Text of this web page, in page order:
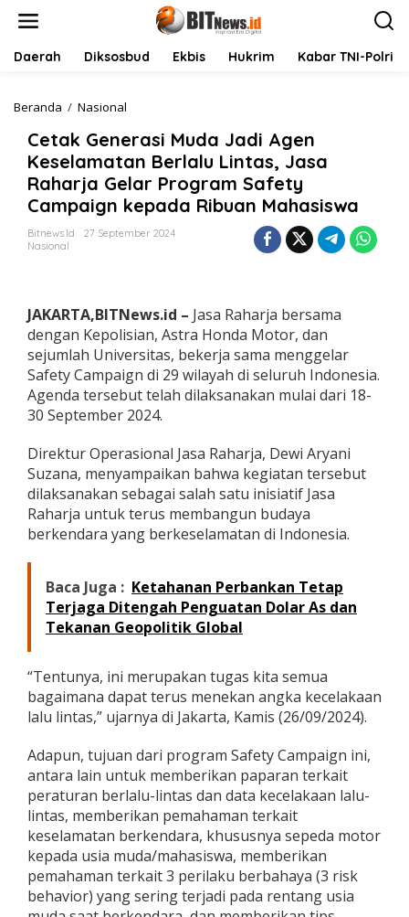
Daerah Diksosbud Ekbis Hukrim Kabar TNI-Polri
Beranda / Nasional
t
a
k
G
e
e
M
u
d
a
J
a
d
A
g
n
K
e
a
m
a
n
B
e
l
a
l
u
L
i
t
a
s
,
Cetak Generasi Muda Jadi Agen
Keselamatan Berlalu Lintas, Jasa
Raharja Gelar Program Safety
Campaign kepada Ribuan Mahasiswa
Bitnews.id
27 September 2024
Nasional
JAKARTA,BITNews.id – Jasa Raharja bersama
dengan Kepolisian, Astra Honda Motor, dan
sejumlah Universitas, bekerja sama menggelar
Safety Campaign di 29 wilayah di seluruh Indonesia.
Agenda tersebut telah dilaksanakan mulai dari 18-
30 September 2024.
Direktur Operasional Jasa Raharja, Dewi Aryani
Suzana, menyampaikan bahwa kegiatan tersebut
dilaksanakan sebagai salah satu inisiatif Jasa
Raharja untuk terus membangun budaya
berkendara yang berkeselamatan di Indonesia.
Baca Juga : Ketahanan Perbankan Tetap
Terjaga Ditengah Penguatan Dolar As dan
Tekanan Geopolitik Global
“Tentunya, ini merupakan tugas kita semua
bagaimana dapat terus menekan angka kecelakaan
lalu lintas,” ujarnya di Jakarta, Kamis (26/09/2024).
Adapun, tujuan dari program Safety Campaign ini,
antara lain untuk memberikan paparan terkait
peraturan berlalu-lintas dan data kecelakaan lalu-
lintas, memberikan pemahaman terkait
keselamatan berkendara, khususnya sepeda motor
kepada usia muda/mahasiswa, memberikan
pemahaman terkait 3 perilaku berbahaya (3 risk
behavior) yang sering terjadi pada rentang usia